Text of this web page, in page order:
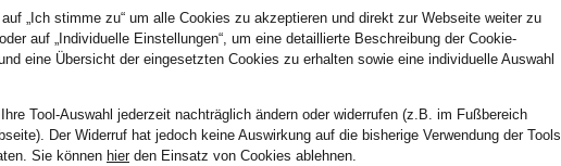
„Ich stimme zu“ um alle Cookies zu akzeptieren und direkt zur Webseite weiter zu
auf „Individuelle Einstellungen“, um eine detaillierte Beschreibung der Cookie-
eine Übersicht der eingesetzten Cookies zu erhalten sowie eine individuelle Auswahl
Tool-Auswahl jederzeit nachträglich ändern oder widerrufen (z.B. im Fußbereich
Der Widerruf hat jedoch keine Auswirkung auf die bisherige Verwendung der Tools
Sie können hierden Einsatz von Cookies ablehnen.